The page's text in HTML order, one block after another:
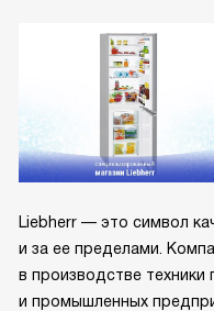
Liebherr — это символ
и за ее пределами.
в производстве
и промышленных